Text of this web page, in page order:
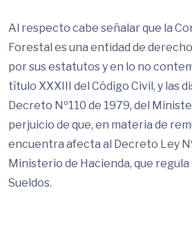
Al respecto cabe señalar que la
Forestal es una entidad de
por sus estatutos y en lo no
título XXXIII del Código Civil, y las
Decreto Nº110 de 1979, del
perjuicio de que, en materia de
encuentra afecta al Decreto Ley
Ministerio de Hacienda, que regula
Sueldos.